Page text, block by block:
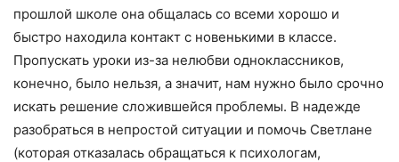
прошлой школе она общалась со всеми хорошо и
быстро находила контакт с новенькими в классе.
Пропускать уроки из-за нелюбви одноклассников,
конечно, было нельзя, а значит, нам нужно было срочно
искать решение сложившейся проблемы. В надежде
разобраться в непростой ситуации и помочь Светлане
(которая отказалась обращаться к психологам,